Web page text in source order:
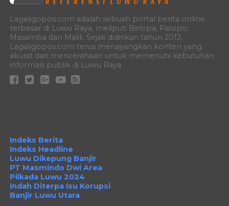
Lagaligopos.com adalah sebuah portal berita online
terbesar di Luwu Raya, meliputi Belopa, Palopo,
Masamba dan Malili. Sejak didirikan tahun 2012,
Lagaligopos.com terus menayangkan konten yang
akurat dan mencerahkan untuk memenuhi kebutuhan
informasi publik di Luwu Raya
Indeks Berita
Indeks Headline
Luwu Dikepung Banjir
PT Masmindo Dwi Area
Pilkada Luwu 2024
Indah Diterpa Isu Korupsi
Banjir Luwu Utara